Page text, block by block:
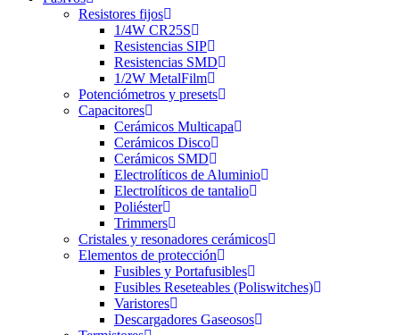
Resistores fijos
1/4W CR25S
Resistencias SIP
Resistencias SMD
1/2W MetalFilm
Potenciómetros y presets
Capacitores
Cerámicos Multicapa
Cerámicos Disco
Cerámicos SMD
Electrolíticos de Aluminio
Electrolíticos de tantalio
Poliéster
Trimmers
Cristales y resonadores cerámicos
Elementos de protección
Fusibles y Portafusibles
Fusibles Reseteables (Poliswitches)
Varistores
Descargadores Gaseosos